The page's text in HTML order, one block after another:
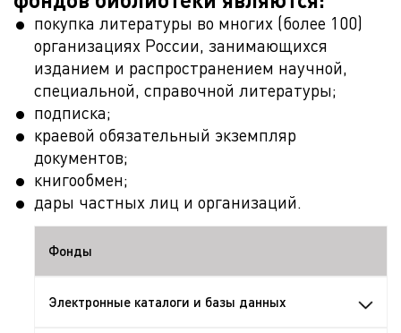
покупка литературы во многих (более 100)
организациях России, занимающихся
изданием и распространением научной,
специальной, справочной литературы;
подписка;
краевой обязательный экземпляр
документов;
книгообмен;
дары частных лиц и организаций.
Фонды
Электронные каталоги и базы данных